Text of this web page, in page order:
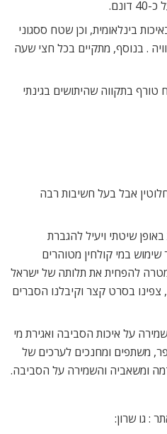
בינלאומית, וכן שטח ססגוני
. בנוסף, מתקיים בכל חצי שעה
בתקווה שהיתושים בגינתי
אבל בעל חשיבות רבה 
שיטתי ויעיל להגברת
שימוש במי קולחין מטוהרים
להפחית את תלותה של ישראל
בסרט קצר וקיבלנו הסברים
על איכות הסביבה ואגירת מי
משתפים ומחנכים לערכים של
ומשאביה והשמירה על הסביבה.
: גו שרון: